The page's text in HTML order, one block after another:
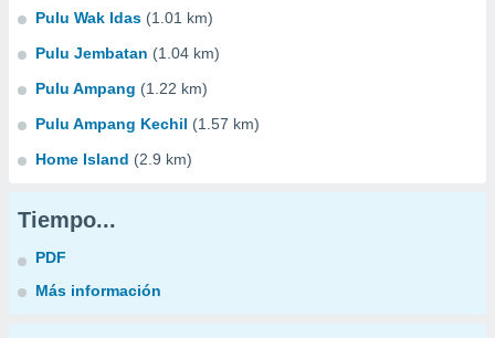
Pulu Wak Idas (1.01 km)
Pulu Jembatan (1.04 km)
Pulu Ampang (1.22 km)
Pulu Ampang Kechil (1.57 km)
Home Island (2.9 km)
Tiempo...
PDF
Más información